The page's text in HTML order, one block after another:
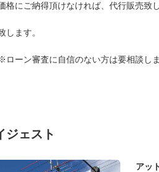
にご納得頂けなければ、代行販売致し
ます。
ーン審査に自信のない方は要相談しま
ジェスト
アッ